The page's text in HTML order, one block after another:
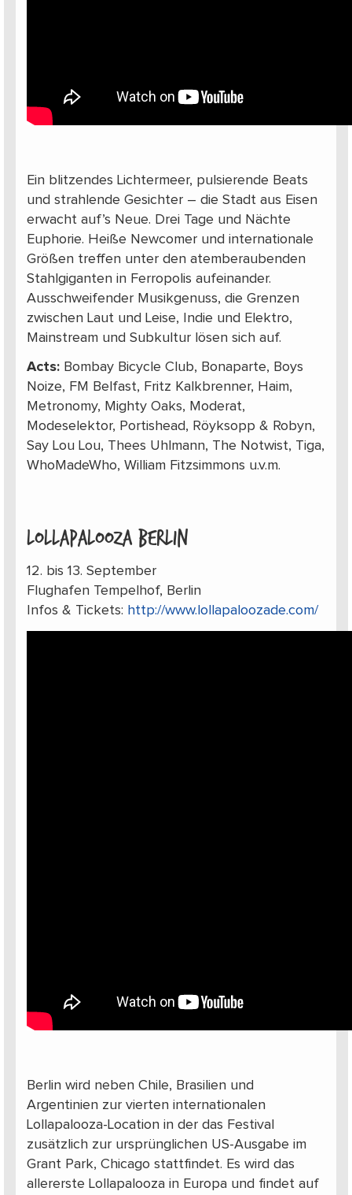
Ein blitzendes Lichtermeer, pulsierende Beats
und strahlende Gesichter – die Stadt aus Eisen
erwacht auf’s Neue. Drei Tage und Nächte
Euphorie. Heiße Newcomer und internationale
Größen treffen unter den atemberaubenden
Stahlgiganten in Ferropolis aufeinander.
Ausschweifender Musikgenuss, die Grenzen
zwischen Laut und Leise, Indie und Elektro,
Mainstream und Subkultur lösen sich auf.
Acts:Bombay Bicycle Club, Bonaparte, Boys
Noize, FM Belfast, Fritz Kalkbrenner, Haim,
Metronomy, Mighty Oaks, Moderat,
Modeselektor, Portishead, Röyksopp & Robyn,
Say Lou Lou, Thees Uhlmann, The Notwist, Tiga,
WhoMadeWho, William Fitzsimmons u.v.m.
LOLLAPALOOZA BERLIN
12. bis 13. September
Flughafen Tempelhof, Berlin
Infos & Tickets: http://www.lollapaloozade.com/
Berlin wird neben Chile, Brasilien und
Argentinien zur vierten internationalen
Lollapalooza-Location in der das Festival
zusätzlich zur ursprünglichen US-Ausgabe im
Grant Park, Chicago stattfindet. Es wird das
allererste Lollapalooza in Europa und findet auf